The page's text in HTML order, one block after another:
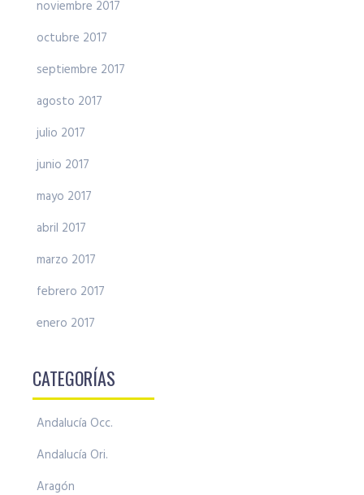
noviembre 2017
octubre 2017
septiembre 2017
agosto 2017
julio 2017
junio 2017
mayo 2017
abril 2017
marzo 2017
febrero 2017
enero 2017
CATEGORÍAS
Andalucía Occ.
Andalucía Ori.
Aragón